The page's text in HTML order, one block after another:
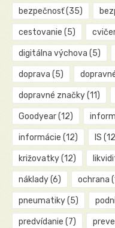
bezpečnosť(35)
cestovanie (5)
digitálna výchova (5)
doprava (5)
dopravné značky(11)
Goodyear(12)
informácie (12) IS
križovatky(12)
náklady(6) ochrana
pneumatiky(5)
predvídanie (7)